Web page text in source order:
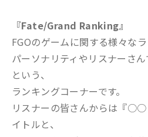
『Fate/Grand Ranking』
FGOのゲームに関する様々な
パーソナリティやリスナーさ
という、
ランキングコーナーです。
リスナーの皆さんからは『○○
イトルと、